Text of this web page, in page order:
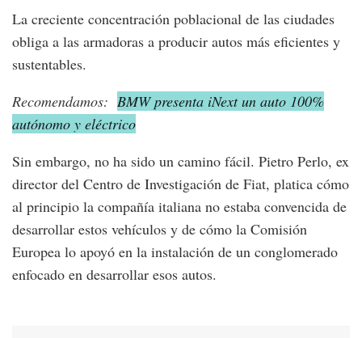
La creciente concentración poblacional de las ciudades
obliga a las armadoras a producir autos más eficientes y
sustentables.
Recomendamos: BMW presenta iNext un auto 100%
autónomo y eléctrico
Sin embargo, no ha sido un camino fácil. Pietro Perlo, ex
director del Centro de Investigación de Fiat, platica cómo
al principio la compañía italiana no estaba convencida de
desarrollar estos vehículos y de cómo la Comisión
Europea lo apoyó en la instalación de un conglomerado
enfocado en desarrollar esos autos.